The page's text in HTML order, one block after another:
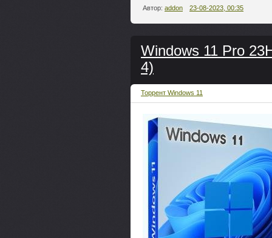
Автор: addon 23-08-2023, 00:35
Windows 11 Pro
4)
Торрент Windows 11